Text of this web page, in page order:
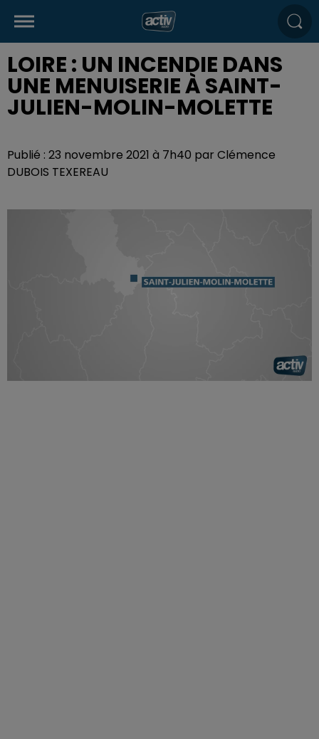
LOIRE : UN INCENDIE DANS
UNE MENUISERIE À SAINT-
JULIEN-MOLIN-MOLETTE
Publié : 23 novembre 2021 à 7h40 par Clémence
DUBOIS TEXEREAU